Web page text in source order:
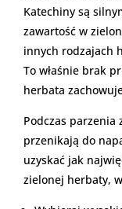
Katechiny są
zawartość w
innych rodzajach
To właśnie brak
herbata
Podczas
przenikają do
uzyskać jak
zielonej herbaty,